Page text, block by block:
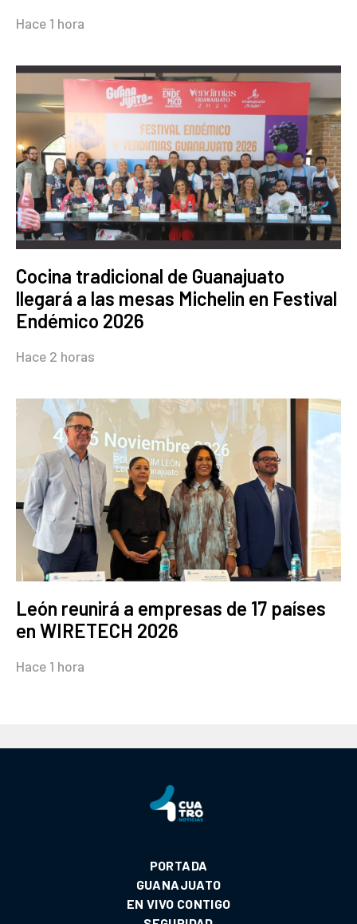
Hace 1 hora
Cocina tradicional de Guanajuato
llegará a las mesas Michelin en Festival
Endémico 2026
Hace 2 horas
León reunirá a empresas de 17 países
en WIRETECH 2026
Hace 1 hora
PORTADA
GUANAJUATO
EN VIVO CONTIGO